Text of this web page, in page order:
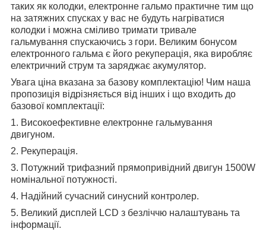
таких як колодки, електронне гальмо практичне тим що
на затяжних спусках у вас не будуть нагріватися
колодки і можна сміливо тримати тривале
гальмування спускаючись з гори. Великим бонусом
електронного гальма є його рекуперація, яка виробляє
електричний струм та заряджає акумулятор.
Увага ціна вказана за базову комплектацію! Чим наша
пропозиція відрізняється від інших і що входить до
базової комплектації:
1. Високоефективне електронне гальмування
двигуном.
2. Рекуперація.
3. Потужний трифазний прямопривідний двигун 1500W
номінальної потужності.
4. Надійний сучасний синусний контролер.
5. Великий дисплей LCD з безліччю налаштувань та
інформації.